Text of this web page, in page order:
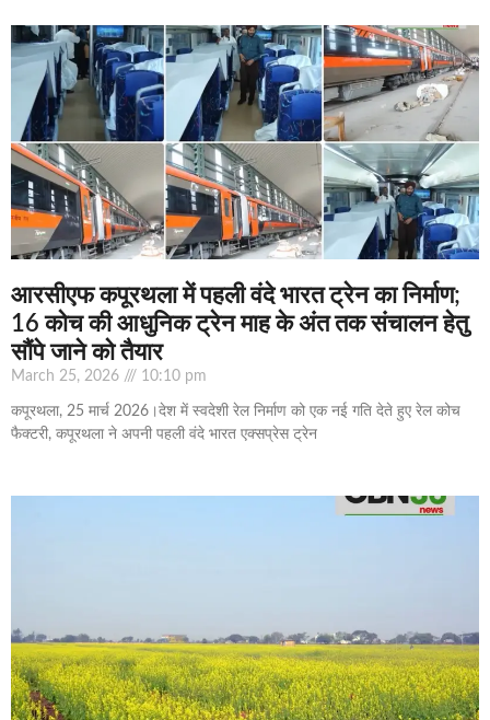
आरसीएफ कपूरथला में पहली वंदे भारत ट्रेन का निर्माण;
16 कोच की आधुनिक ट्रेन माह के अंत तक संचालन हेतु
सौंपे जाने को तैयार
March 25, 2026 10:10 pm
कपूरथला, 25 मार्च 2026।देश में स्वदेशी रेल निर्माण को एक नई गति देते हुए रेल कोच
फैक्टरी, कपूरथला ने अपनी पहली वंदे भारत एक्सप्रेस ट्रेन